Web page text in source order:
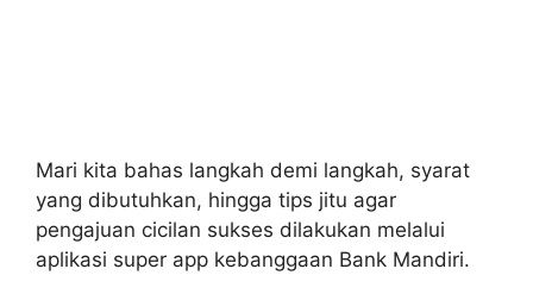
Mari kita bahas langkah demi langkah, syarat
yang dibutuhkan, hingga tips jitu agar
pengajuan cicilan sukses dilakukan melalui
aplikasi super app kebanggaan Bank Mandiri.